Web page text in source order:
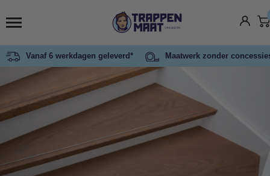
Vanaf 6 werkdagen geleverd* Maatwerk zonder